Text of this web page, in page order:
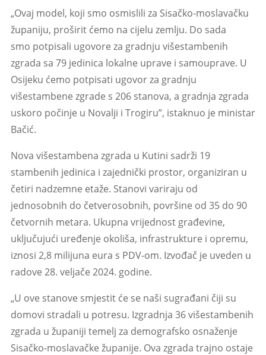
„Ovaj model, koji smo osmislili za Sisačko-moslavačku
županiju, proširit ćemo na cijelu zemlju. Do sada
smo potpisali ugovore za gradnju višestambenih
zgrada sa 79 jedinica lokalne uprave i samouprave. U
Osijeku ćemo potpisati ugovor za gradnju
višestambene zgrade s 206 stanova, a gradnja zgrada
uskoro počinje u Novalji i Trogiru”, istaknuo je ministar
Bačić.
Nova višestambena zgrada u Kutini sadrži 19
stambenih jedinica i zajednički prostor, organiziran u
četiri nadzemne etaže. Stanovi variraju od
jednosobnih do četverosobnih, površine od 35 do 90
četvornih metara. Ukupna vrijednost građevine,
uključujući uređenje okoliša, infrastrukture i opremu,
iznosi 2,8 milijuna eura s PDV-om. Izvođač je uveden u
radove 28. veljače 2024. godine.
„U ove stanove smjestit će se naši sugrađani čiji su
domovi stradali u potresu. Izgradnja 36 višestambenih
zgrada u županiji temelj za demografsko osnaženje
Sisačko-moslavačke županije. Ova zgrada trajno ostaje